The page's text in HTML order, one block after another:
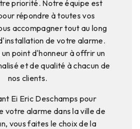
priorité. Notre équipe est
répondre à toutes vos
accompagner tout au long
de votre alarme.
point d'honneur à offrir un
et de qualité à chacun de
nos clients.
Ei Eric Deschamps pour
votre alarme dans la ville de
vous faites le choix de la